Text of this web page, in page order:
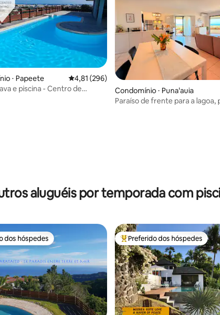
de 5, 83 avaliações
⋅ Papeete 4,81 de uma avaliação média de 5, 296
4,81 (296)
e piscina - Centro de
Condomínio ⋅ Puna'auia
Paraíso de frente para a lagoa,
aluguéis por temporada com
dos hóspedes
dos hóspedes Entre os melhores preferidos
Preferido dos hóspedes